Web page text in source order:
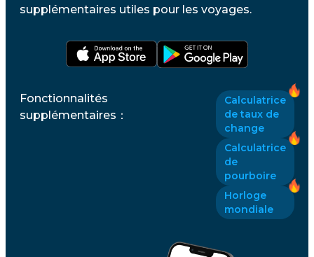
supplémentaires utiles pour les voyages.
Fonctionnalités
supplémentaires ：
Calculatrice
de taux de
change
Calculatrice
de
pourboire
Horloge
mondiale